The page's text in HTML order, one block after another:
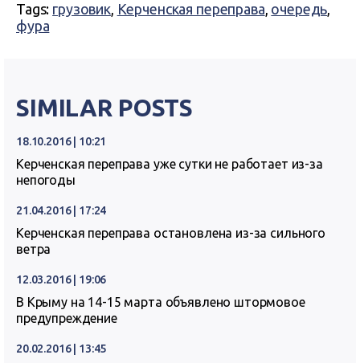
Tags: грузовик, Керченская переправа, очередь,
фура
SIMILAR POSTS
18.10.2016 | 10:21
Керченская переправа уже сутки не работает из-за
непогоды
21.04.2016 | 17:24
Керченская переправа остановлена из-за сильного
ветра
12.03.2016 | 19:06
В Крыму на 14-15 марта объявлено штормовое
предупреждение
20.02.2016 | 13:45